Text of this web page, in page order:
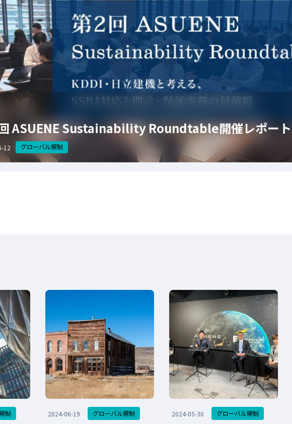
12 グローバル規制
ASUENE Sustainability Roundtable開催レポート
制 2024-06-19 グローバル規制 2024-05-30 グローバル規制